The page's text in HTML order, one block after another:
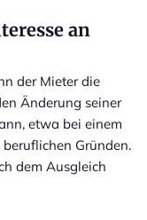
an
der Mieter die
Änderung seiner
etwa bei einem
Gründen.
dem Ausgleich